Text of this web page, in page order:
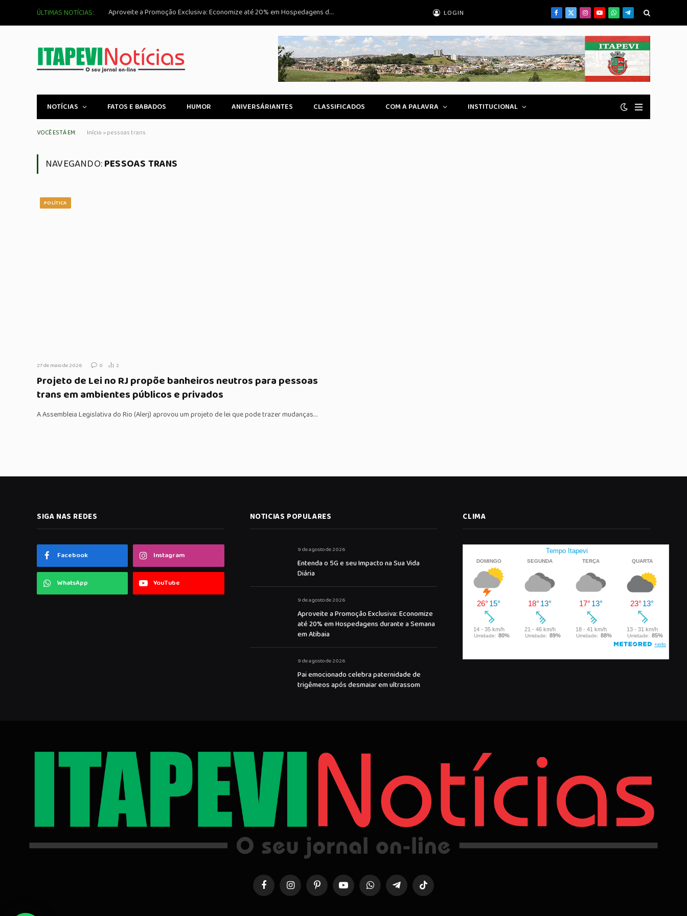
ÚLTIMAS NOTÍCIAS: Aproveite a Promoção Exclusiva: Economize até 20% em Hospedagens durante a Semana em Atibaia LOGIN Facebook
X
(Twitter)
Instagram
YouTubeWhatsApp
Telegrama
NOTÍCIAS FATOS E BABADOS HUMOR ANIVERSÁRIANTES CLASSIFICADOS COM A PALAVRA INSTITUCIONAL
VOCÊ ESTÁ EM: Início »pessoas trans
NAVEGANDO:PESSOAS TRANS
POLÍTICA
27 de maio de 2026 0 2
Projeto de Lei no RJ propõe banheiros neutros para pessoas
trans em ambientes públicos e privados
A Assembleia Legislativa do Rio (Alerj) aprovou um projeto de lei que pode trazer mudanças…
SIGA NAS REDES
Facebook Instagram
WhatsApp YouTube
NOTICIAS POPULARES
9 de agosto de 2026
Entenda o 5G e seu Impacto na Sua Vida
Diária
9 de agosto de 2026
Aproveite a Promoção Exclusiva: Economize
até 20% em Hospedagens durante a Semana
em Atibaia
9 de agosto de 2026
Pai emocionado celebra paternidade de
trigêmeos após desmaiar em ultrassom
CLIMA
FacebookInstagramPinterestYouTubeWhatsAppTelegramaTikTok